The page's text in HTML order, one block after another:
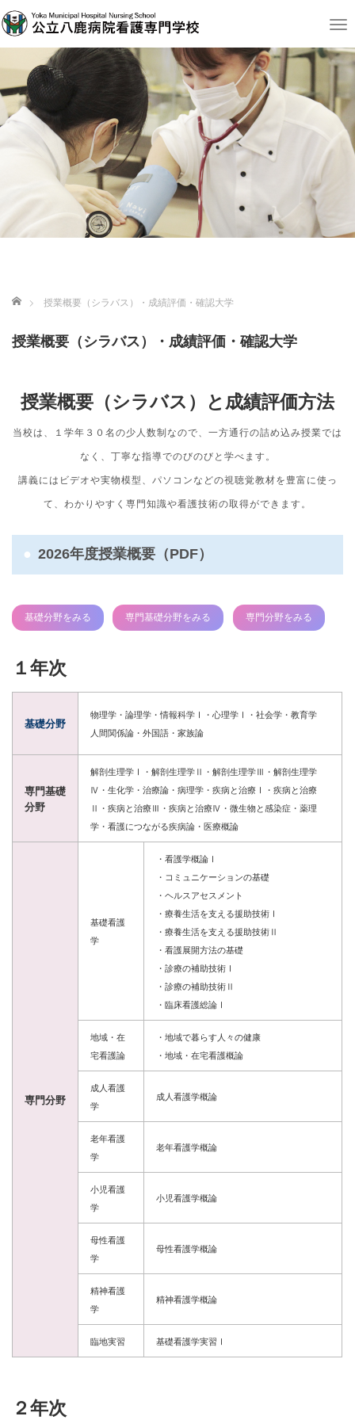
T
g
e
n
ホーム 授業概要（シラバス）・成績評価・確認大学
授業概要（シラバス）・成績評価・確認大学
授業概要（シラバス）と成績評価方法
当校は、１学年３０名の少人数制なので、一方通行の詰め込み授業では
なく、丁寧な指導でのびのびと学べます。
講義にはビデオや実物模型、パソコンなどの視聴覚教材を豊富に使っ
て、わかりやすく専門知識や看護技術の取得ができます。
2026年度授業概要（PDF）
基礎分野をみる 専門基礎分野をみる 専門分野をみる
１年次
基礎分野
物理学・論理学・情報科学Ⅰ・心理学Ⅰ・社会学・教育学
人間関係論・外国語・家族論
専門基礎
分野
解剖生理学Ⅰ・解剖生理学Ⅱ・解剖生理学Ⅲ・解剖生理学
Ⅳ・生化学・治療論・病理学・疾病と治療Ⅰ・疾病と治療
Ⅱ・疾病と治療Ⅲ・疾病と治療Ⅳ・微生物と感染症・薬理
学・看護につながる疾病論・医療概論
専門分野
基礎看護
学
・看護学概論Ⅰ
・コミュニケーションの基礎
・ヘルスアセスメント
・療養生活を支える援助技術Ⅰ
・療養生活を支える援助技術Ⅱ
・看護展開方法の基礎
・診療の補助技術Ⅰ
・診療の補助技術Ⅱ
・臨床看護総論Ⅰ
地域・在
宅看護論
・地域で暮らす人々の健康
・地域・在宅看護概論
成人看護
学
成人看護学概論
老年看護
学
老年看護学概論
小児看護
学
小児看護学概論
母性看護
学
母性看護学概論
精神看護
学
精神看護学概論
臨地実習 基礎看護学実習Ⅰ
２年次